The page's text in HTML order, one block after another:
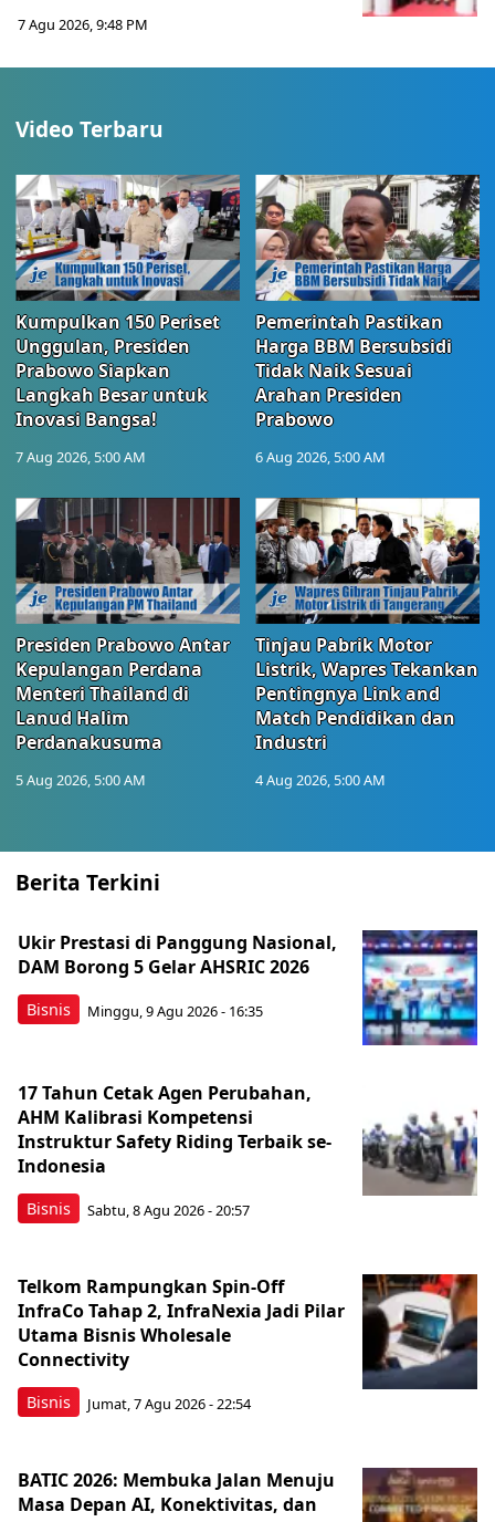
7 Agu 2026, 9:48 PM
Video Terbaru
Kumpulkan 150 Periset
Unggulan, Presiden
Prabowo Siapkan
Langkah Besar untuk
Inovasi Bangsa!
7 Aug 2026, 5:00 AM
Pemerintah Pastikan
Harga BBM Bersubsidi
Tidak Naik Sesuai
Arahan Presiden
Prabowo
6 Aug 2026, 5:00 AM
Presiden Prabowo Antar
Kepulangan Perdana
Menteri Thailand di
Lanud Halim
Perdanakusuma
5 Aug 2026, 5:00 AM
Tinjau Pabrik Motor
Listrik, Wapres Tekankan
Pentingnya Link and
Match Pendidikan dan
Industri
4 Aug 2026, 5:00 AM
Berita Terkini
Bisnis
Ukir Prestasi di Panggung Nasional,
DAM Borong 5 Gelar AHSRIC 2026
Minggu, 9 Agu 2026 - 16:35
Bisnis
17 Tahun Cetak Agen Perubahan,
AHM Kalibrasi Kompetensi
Instruktur Safety Riding Terbaik se-
Indonesia
Sabtu, 8 Agu 2026 - 20:57
Bisnis
Telkom Rampungkan Spin-Off
InfraCo Tahap 2, InfraNexia Jadi Pilar
Utama Bisnis Wholesale
Connectivity
Jumat, 7 Agu 2026 - 22:54
BATIC 2026: Membuka Jalan Menuju
Masa Depan AI, Konektivitas, dan